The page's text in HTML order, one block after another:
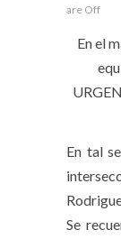
are Off
En el
En tal
Se